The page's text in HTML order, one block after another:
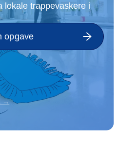
lokale trappevaskere i
opgave
→